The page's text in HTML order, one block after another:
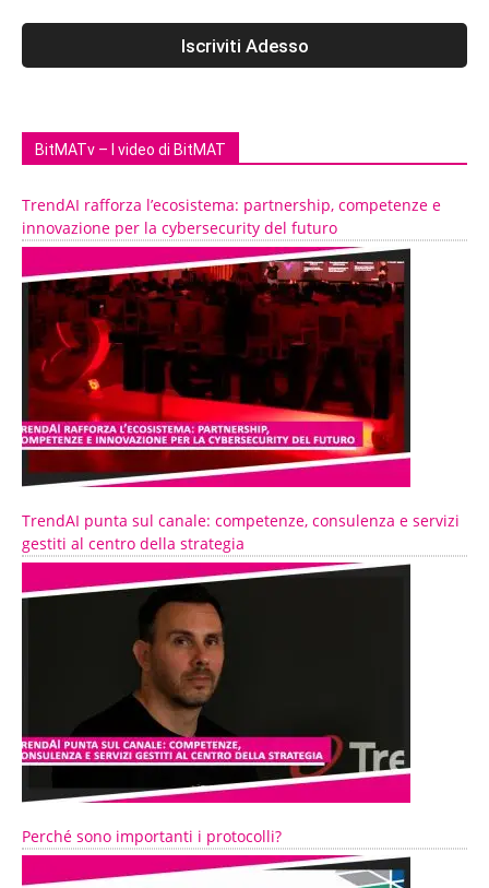
BitMATv – I video di BitMAT
TrendAI rafforza l’ecosistema: partnership, competenze e
innovazione per la cybersecurity del futuro
TrendAI punta sul canale: competenze, consulenza e servizi
gestiti al centro della strategia
Perché sono importanti i protocolli?